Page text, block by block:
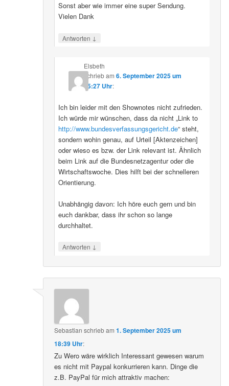
Sonst aber wie immer eine super Sendung.
Vielen Dank
Antworten ↓
Elsbeth
schriebam 6. September 2025 um
15:27 Uhr:
Ich bin leider mit den Shownotes nicht zufrieden.
Ich würde mir wünschen, dass da nicht „Link to
http://www.bundesverfassungsgericht.de“ steht,
sondern wohin genau, auf Urteil [Aktenzeichen]
oder wieso es bzw. der Link relevant ist. Ähnlich
beim Link auf die Bundesnetzagentur oder die
Wirtschaftswoche. Dies hilft bei der schnelleren
Orientierung.
Unabhängig davon: Ich höre euch gern und bin
euch dankbar, dass ihr schon so lange
durchhaltet.
Antworten ↓
Sebastian schriebam1. September 2025 um
18:39 Uhr:
Zu Wero wäre wirklich Interessant gewesen warum
es nicht mit Paypal konkurrieren kann. Dinge die
z.B. PayPal für mich attraktiv machen: